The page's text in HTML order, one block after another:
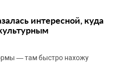
интересной, куда
— там быстро нахожу